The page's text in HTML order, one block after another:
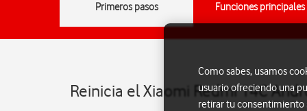
Primeros pasos Funciones principales
Reinicia el Xiaomi Redmi 14C
Como sabes, usamos
usuario ofreciendo una
retirar tu consentimiento